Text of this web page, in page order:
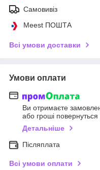
Самовивіз
Meest ПОШТА
Всі умови доставки
Умови оплати
Ви отримаєте
або гроші
Детальніше
Післяплата
Всі умови оплати